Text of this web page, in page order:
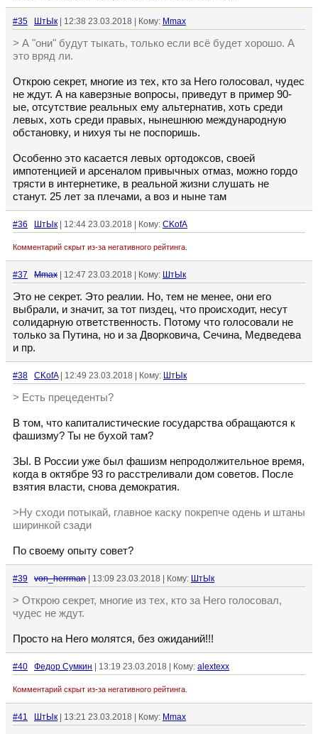
#35 ШтЫк | 12:38 23.03.2018 | Кому: Mmax
> А "они" будут тыкать, только если всё будет хорошо. А
это вряд ли.
Открою секрет, многие из тех, кто за Него голосовал, чудес
не ждут. А на каверзные вопросы, приведут в пример 90-
ые, отсутствие реальных ему альтернатив, хоть среди
левых, хоть среди правых, нынешнюю международную
обстановку, и нихуя ты не поспоришь.
Особенно это касается левых ортодоксов, своей
импотенцией и арсеналом привычных отмаз, можно гордо
трясти в интернетике, в реальной жизни слушать не
станут. 25 лет за плечами, а воз и ныне там
#36 ШтЫк | 12:44 23.03.2018 | Кому: CKofA
Комментарий скрыт из-за негативного рейтинга.
#37 Mmax | 12:47 23.03.2018 | Кому: ШтЫк
Это не секрет. Это реалии. Но, тем не менее, они его
выбрали, и значит, за тот пиздец, что происходит, несут
солидарную ответственность. Потому что голосовали не
только за Путина, но и за Дворковича, Сечина, Медведева
и пр.
#38 CKofA| 12:49 23.03.2018 | Кому: ШтЫк
> Есть прецеденты?
В том, что капиталистические государства обращаются к
фашизму? Ты не бухой там?
ЗЫ. В России уже был фашизм непродолжительное время,
когда в октябре 93 го расстреливали дом советов. После
взятия власти, снова демократия.
>Ну сходи потыкай, главное каску покрепче одень и штаны
ширинкой сзади
По своему опыту совет?
#39 von_herrman | 13:09 23.03.2018 | Кому: ШтЫк
> Открою секрет, многие из тех, кто за Него голосовал,
чудес не ждут.
Просто на Него молятся, без ожиданий!!!
#40 Федор Сумкин | 13:19 23.03.2018 | Кому: alextexx
Комментарий скрыт из-за негативного рейтинга.
#41 ШтЫк | 13:21 23.03.2018 | Кому: Mmax